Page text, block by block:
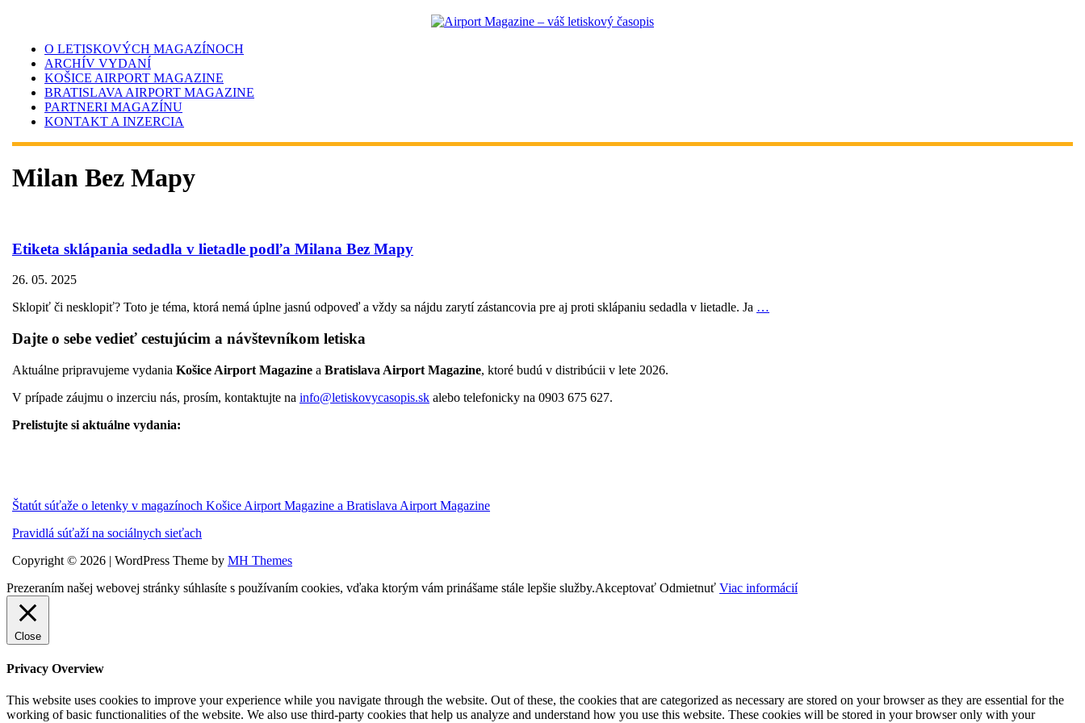
O LETISKOVÝCH MAGAZÍNOCH
ARCHÍV VYDANÍ
KOŠICE AIRPORT MAGAZINE
BRATISLAVA AIRPORT MAGAZINE
PARTNERI MAGAZÍNU
KONTAKT A INZERCIA
Milan Bez Mapy
Etiketa sklápania sedadla v lietadle podľa Milana Bez Mapy
26. 05. 2025
Sklopiť či nesklopiť? Toto je téma, ktorá nemá úplne jasnú odpoveď a vždy sa nájdu zarytí zástancovia pre aj proti sklápaniu sedadla v lietadle. Ja …
Dajte o sebe vedieť cestujúcim a návštevníkom letiska
Aktuálne pripravujeme vydania Košice Airport Magazine a Bratislava Airport Magazine, ktoré budú v distribúcii v lete 2026.
V prípade záujmu o inzerciu nás, prosím, kontaktujte na info@letiskovycasopis.sk alebo telefonicky na 0903 675 627.
Prelistujte si aktuálne vydania:
Štatút súťaže o letenky v magazínoch Košice Airport Magazine a Bratislava Airport Magazine
Pravidlá súťaží na sociálnych sieťach
Copyright © 2026 | WordPress Theme by MH Themes
Prezeraním našej webovej stránky súhlasíte s používaním cookies, vďaka ktorým vám prinášame stále lepšie služby.Akceptovať Odmietnuť Viac informácií
Close
Privacy Overview
This website uses cookies to improve your experience while you navigate through the website. Out of these, the cookies that are categorized as necessary are stored on your browser as they are essential for the
working of basic functionalities of the website. We also use third-party cookies that help us analyze and understand how you use this website. These cookies will be stored in your browser only with your